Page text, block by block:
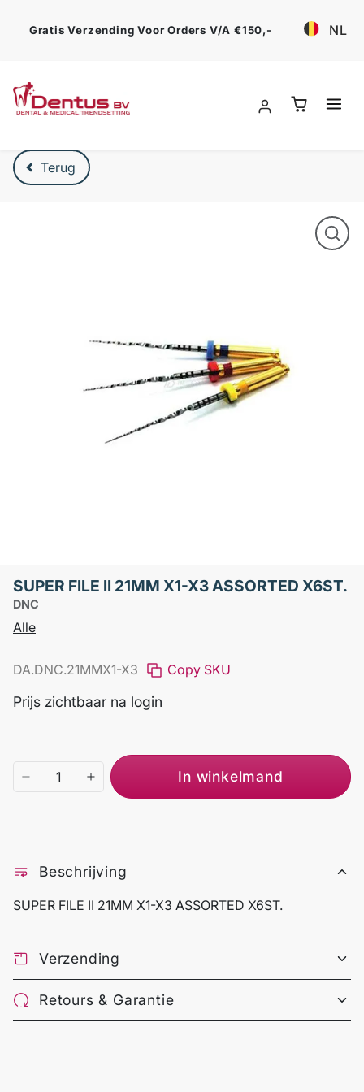
Gratis Verzending Voor Orders V/a €150,- NL
Verder naar product beschrijving
Terug
SUPER FILE II 21MM X1-X3 ASSORTED X6ST.
DNC
Alle
DA.DNC.21MMX1-X3 Copy SKU
Prijs zichtbaar na login
In winkelmand
Beschrijving
SUPER FILE II 21MM X1-X3 ASSORTED X6ST.
Verzending
Retours & Garantie